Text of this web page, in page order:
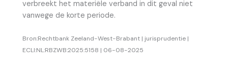
verbreekt het materiële verband in dit geval niet
vanwege de korte periode.
Bron:Rechtbank Zeeland-West-Brabant | jurisprudentie |
ECLI:NL:RBZWB:2025:5158 | 06-08-2025